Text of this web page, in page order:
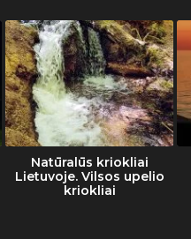
Natūralūs kriokliai
Lietuvoje. Vilsos upelio
kriokliai